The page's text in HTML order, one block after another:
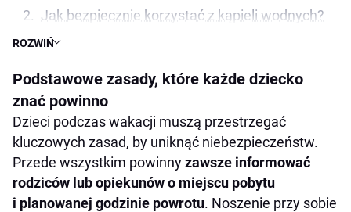
ROZWIŃ
Jak bezpiecznie korzystać z kąpieli wodnych?
O czym pamiętać podczas podróży i na drodze?
Ochrona przed słońcem podczas zabawy
Co robić w nagłej sytuacji?
Bezpieczeństwo w tłumie i nowych miejscach
Wspólne wyjazdy – jak zadbać o
bezpieczeństwo grupy?
Podstawowe zasady, które każde dziecko
znać powinno
Dzieci podczas wakacji muszą przestrzegać
kluczowych zasad, by uniknąć niebezpieczeństw.
Przede wszystkim powinnyzawsze informować
rodziców lub opiekunów o miejscu pobytu
i planowanej godzinie powrotu. Noszenie przy sobie